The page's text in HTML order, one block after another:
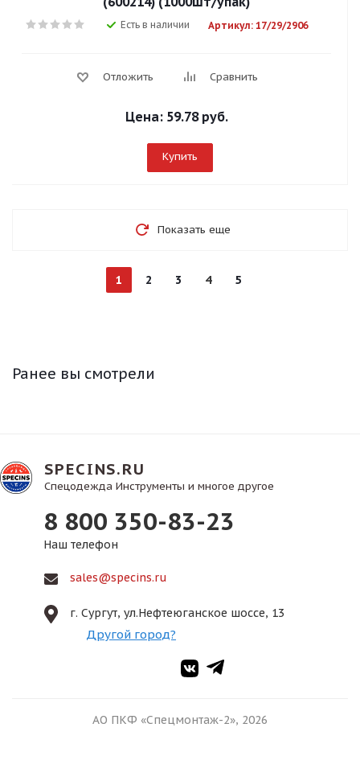
Есть в наличии Артикул: 17/29/2906
Отложить Сравнить
Цена: 59.78 руб.
Купить
Показать еще
1 2 3 4 5
Ранее вы смотрели
SPECINS.RU
Спецодежда Инструменты и многое другое
8 800 350-83-23
Наш телефон
sales@specins.ru
г. Сургут, ул.Нефтеюганское шоссе, 13
Другой город?
АО ПКФ «Спецмонтаж-2», 2026